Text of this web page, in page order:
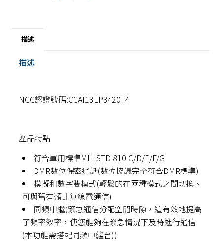
描述
描述
NCC認證號碼:CCAI13LP3420T4
產品特點
符合軍用標準MIL-STD-810 C/D/E/F/G
DMR數位保密通話(數位協議完全符合DMR標準)
模擬和數字雙模式(輕鬆的在兩種模式之間切換、
可與舊有類比無線電通信)
同頻中繼(緊急通信分配空閒時隙，這有效地提高
了頻率效率，使您能夠在緊急情況下及時進行通信
(本功能需搭配同頻中繼台))